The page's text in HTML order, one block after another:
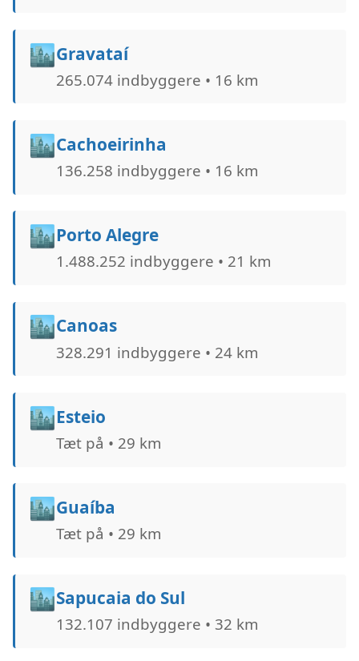
🏙️Gravataí
265.074 indbyggere • 16 km
🏙️Cachoeirinha
136.258 indbyggere • 16 km
🏙️Porto Alegre
1.488.252 indbyggere • 21 km
🏙️Canoas
328.291 indbyggere • 24 km
🏙️Esteio
Tæt på • 29 km
🏙️Guaíba
Tæt på • 29 km
🏙️Sapucaia do Sul
132.107 indbyggere • 32 km